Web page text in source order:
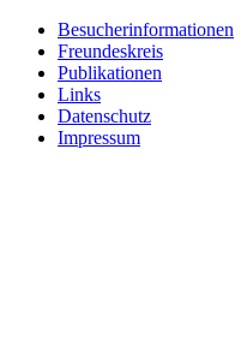
Besucherinformationen
Freundeskreis
Publikationen
Links
Datenschutz
Impressum